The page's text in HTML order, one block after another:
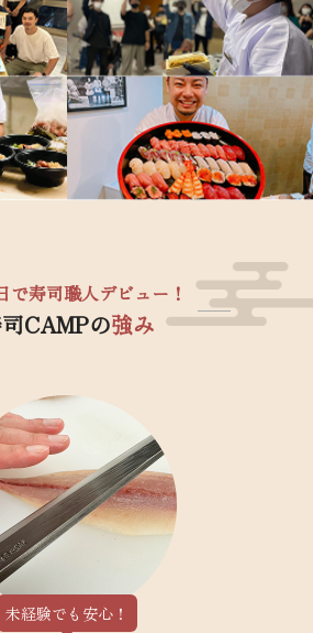
で寿司職人デビュー！
CAMPの強み
未経験でも安心！